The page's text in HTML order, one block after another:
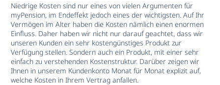
Niedrige Kosten sind nur eines von vielen Argumenten für
myPension, im Endeffekt jedoch eines der wichtigsten. Auf Ihr
Vermögen im Alter haben die Kosten nämlich einen enormen
Einfluss. Daher haben wir nicht nur darauf geachtet, dass wir
unseren Kunden ein sehr kostengünstiges Produkt zur
Verfügung stellen. Sondern auch ein Produkt, mit einer sehr
einfach zu verstehenden Kostenstruktur. Darüber zeigen wir
Ihnen in unserem Kundenkonto Monat für Monat explizit auf,
welche Kosten in Ihrem Vertrag anfallen.